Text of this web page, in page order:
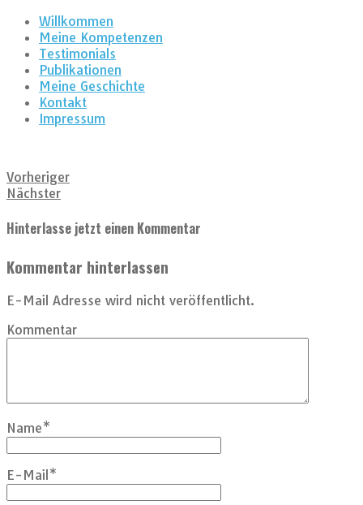
Willkommen
Meine Kompetenzen
Testimonials
Publikationen
Meine Geschichte
Kontakt
Impressum
Vorheriger
Nächster
Hinterlasse jetzt einen Kommentar
Kommentar hinterlassen
E-Mail Adresse wird nicht veröffentlicht.
Kommentar
Name*
E-Mail *